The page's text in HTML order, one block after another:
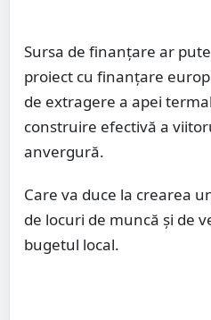
Sursa de finanțare ar
proiect cu finanțare
de extragere a apei
construire efectivă a
anvergură.
Care va duce la crearea
de locuri de muncă și de
bugetul local.